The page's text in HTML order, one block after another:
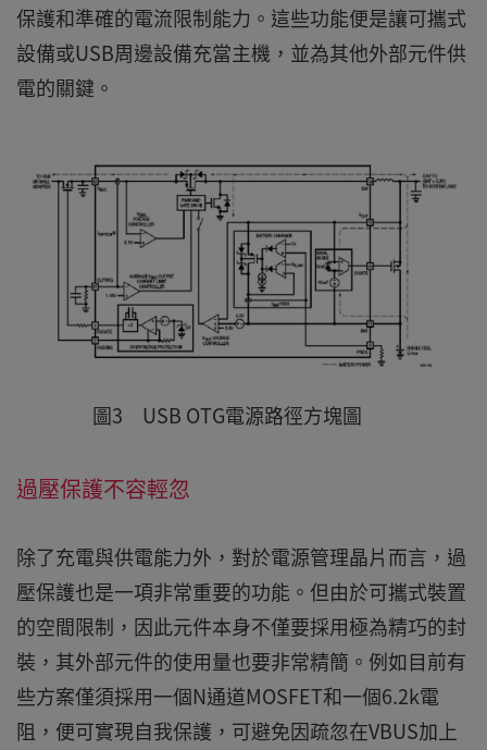
保護和準確的電流限制能力。這些功能便是讓可攜式
設備或USB周邊設備充當主機，並為其他外部元件供
電的關鍵。
圖3 USB OTG電源路徑方塊圖
過壓保護不容輕忽
除了充電與供電能力外，對於電源管理晶片而言，過
壓保護也是一項非常重要的功能。但由於可攜式裝置
的空間限制，因此元件本身不僅要採用極為精巧的封
裝，其外部元件的使用量也要非常精簡。例如目前有
些方案僅須採用一個N通道MOSFET和一個6.2k電
阻，便可實現自我保護，可避免因疏忽在VBUS加上